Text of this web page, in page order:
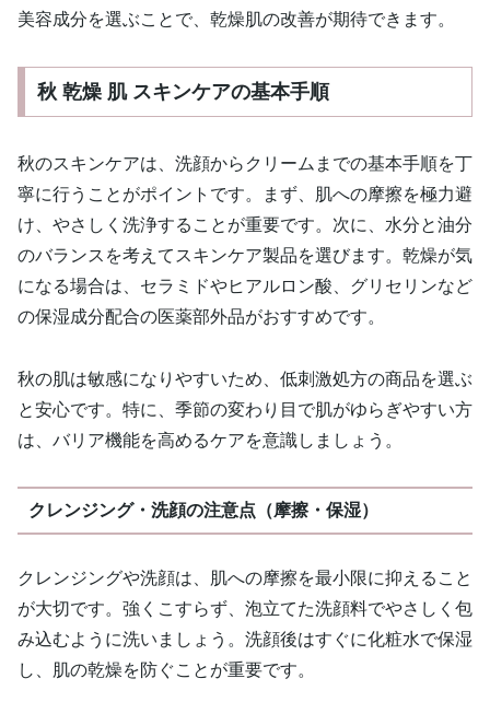
美容成分を選ぶことで、乾燥肌の改善が期待できます。
秋 乾燥 肌 スキンケアの基本手順
秋のスキンケアは、洗顔からクリームまでの基本手順を丁
寧に行うことがポイントです。まず、肌への摩擦を極力避
け、やさしく洗浄することが重要です。次に、水分と油分
のバランスを考えてスキンケア製品を選びます。乾燥が気
になる場合は、セラミドやヒアルロン酸、グリセリンなど
の保湿成分配合の医薬部外品がおすすめです。
秋の肌は敏感になりやすいため、低刺激処方の商品を選ぶ
と安心です。特に、季節の変わり目で肌がゆらぎやすい方
は、バリア機能を高めるケアを意識しましょう。
クレンジング・洗顔の注意点（摩擦・保湿）
クレンジングや洗顔は、肌への摩擦を最小限に抑えること
が大切です。強くこすらず、泡立てた洗顔料でやさしく包
み込むように洗いましょう。洗顔後はすぐに化粧水で保湿
し、肌の乾燥を防ぐことが重要です。